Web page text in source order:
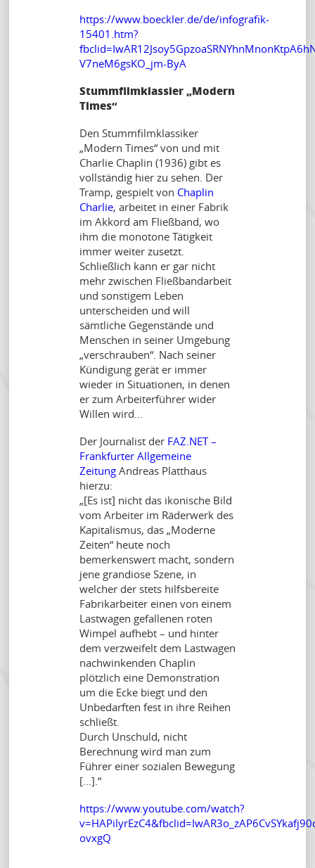
https://www.boeckler.de/de/infografik-
15401.htm?
V7neM6gsKO_jm-ByA
Stummfilmklassier „Modern
Times“
Den Stummfilmklassiker
„Modern Times“ von und mit
Charlie Chaplin (1936) gibt es
vollständig hier zu sehen. Der
Tramp, gespielt von Chaplin
Charlie, arbeitet in einer Fabrik
im Akkord am Fließband, wo
ihm die monotone Tätigkeit
immer weiter zusetzt.
Schließlich kann er gar nicht
mehr zwischen Fließbandarbeit
und sonstigem Leben
unterscheiden und will
sämtliche Gegenstände und
Menschen in seiner Umgebung
„verschrauben“. Nach seiner
Kündigung gerät er immer
wieder in Situationen, in denen
er zum Arbeiterführer wider
Willen wird…
Der Journalist der FAZ.NET –
Frankfurter Allgemeine
Zeitung Andreas Platthaus
hierzu:
„[Es ist] nicht das ikonische Bild
vom Arbeiter im Räderwerk des
Kapitalismus, das „Moderne
Zeiten“ heute noch
bemerkenswert macht, sondern
jene grandiose Szene, in
welcher der stets hilfsbereite
Fabrikarbeiter einen von einem
Lastwagen gefallenen roten
Wimpel aufhebt – und hinter
dem verzweifelt dem Lastwagen
nachwinkenden Chaplin
plötzlich eine Demonstration
um die Ecke biegt und den
Unbedarften fest in ihre Reihen
schließt.
Durch Unschuld, nicht
Berechnung wird man zum
Führer einer sozialen Bewegung
[…].“
https://www.youtube.com/watch?
ovxgQ